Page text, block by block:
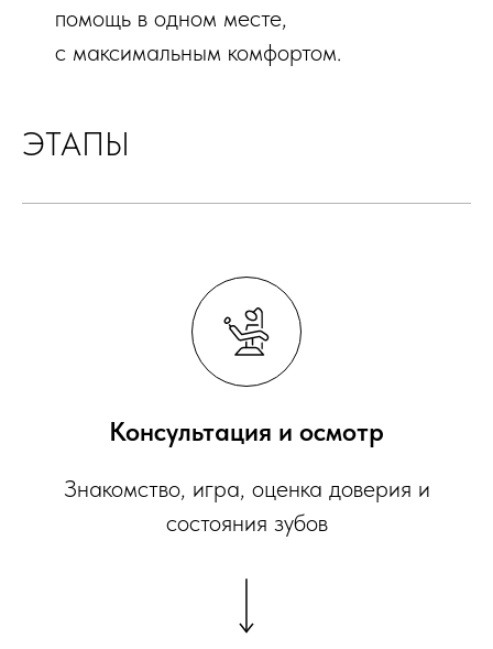
помощь в одном месте,
с максимальным комфортом.
ЭТАПЫ
Консультация и осмотр
Знакомство, игра, оценка доверия и
состояния зубов